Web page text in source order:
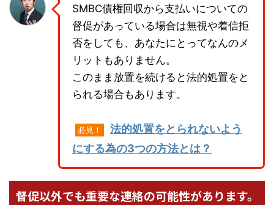
SMBC債権回収から支払いについての
督促があっている場合は無視や着信拒
否をしても、あなたにとってなんのメ
リットもありません。
このまま放置を続けると法的処置をと
られる場合もあります。
必見！
法的処置をとられないよう
にする為の3つの方法とは？
督促以外でも重要な連絡の可能性があります。